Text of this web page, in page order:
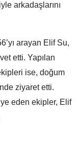
arkadaşlarını
arayan Elif Su,
etti. Yapılan
ise, doğum
ziyaret etti.
eden ekipler, Elif